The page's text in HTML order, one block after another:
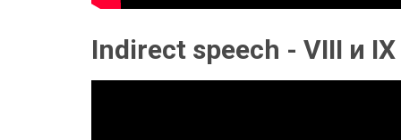
Indirect speech - VIII и